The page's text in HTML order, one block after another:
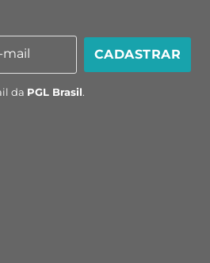
mail CADASTRAR
da PGL Brasil.